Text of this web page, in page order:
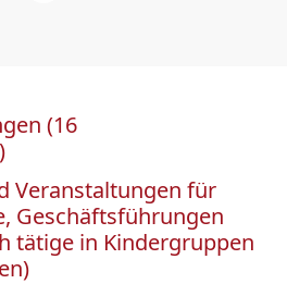
(16
Veranstaltungen für
Geschäftsführungen
tätige in Kindergruppen